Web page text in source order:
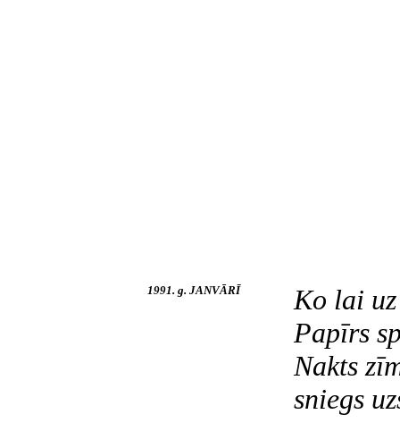
1991. g. JANVĀRĪ
Ko lai
Papīrs
Nakts
sniegs